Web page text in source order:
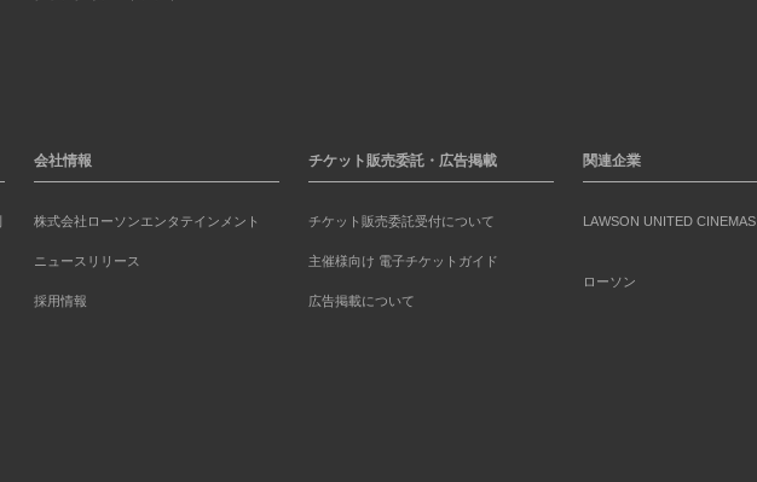
会社情報
株式会社ローソンエンタテインメント
ニュースリリース
採用情報
チケット販売委託・広告掲載
チケット販売委託受付について
主催様向け 電子チケットガイド
広告掲載について
関連企業
LAWSON UNITED CINEMAS
ローソン